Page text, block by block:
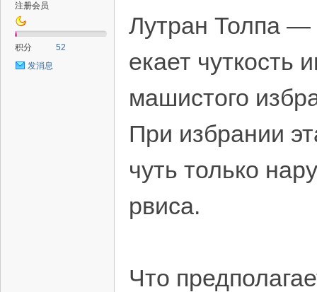
注册会员
积分
52
发消息
Лутран Толпа —
екает чуткость
машистого
При избрании
чуть только
рвиса.
Что